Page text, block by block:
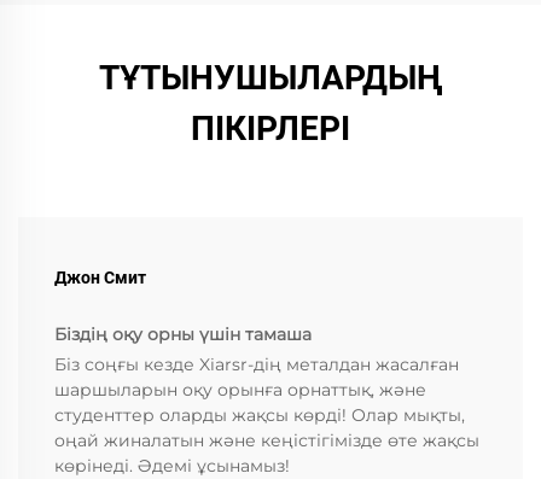
ТҰТЫНУШЫЛАРДЫҢ
ПІКІРЛЕРІ
Джон Смит
Біздің оқу орны үшін тамаша
Біз соңғы кезде Xiarsr-дің металдан жасалған
шаршыларын оқу орынға орнаттық, және
студенттер оларды жақсы көрді! Олар мықты,
оңай жиналатын және кеңістігімізде өте жақсы
көрінеді. Әдемі ұсынамыз!